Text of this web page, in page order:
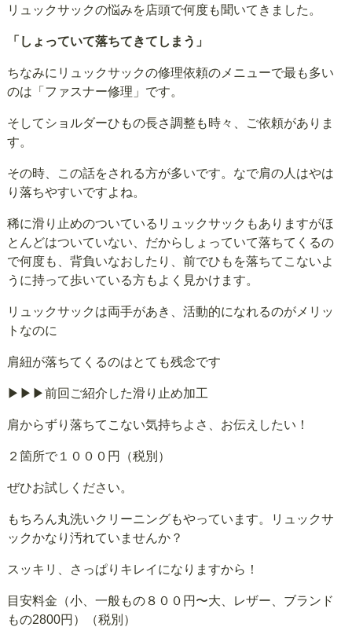
リュックサックの悩みを店頭で何度も聞いてきました。
「しょっていて落ちてきてしまう」
ちなみにリュックサックの修理依頼のメニューで最も多い
のは「ファスナー修理」です。
そしてショルダーひもの長さ調整も時々、ご依頼がありま
す。
その時、この話をされる方が多いです。なで肩の人はやは
り落ちやすいですよね。
稀に滑り止めのついているリュックサックもありますがほ
とんどはついていない、だからしょっていて落ちてくるの
で何度も、背負いなおしたり、前でひもを落ちてこないよ
うに持って歩いている方もよく見かけます。
リュックサックは両手があき、活動的になれるのがメリッ
トなのに
肩紐が落ちてくるのはとても残念です
▶▶▶前回ご紹介した滑り止め加工
肩からずり落ちてこない気持ちよさ、お伝えしたい！
２箇所で１０００円（税別）
ぜひお試しください。
もちろん丸洗いクリーニングもやっています。リュックサ
ックかなり汚れていませんか？
スッキリ、さっぱりキレイになりますから！
目安料金（小、一般もの８００円〜大、レザー、ブランド
もの2800円）（税別）